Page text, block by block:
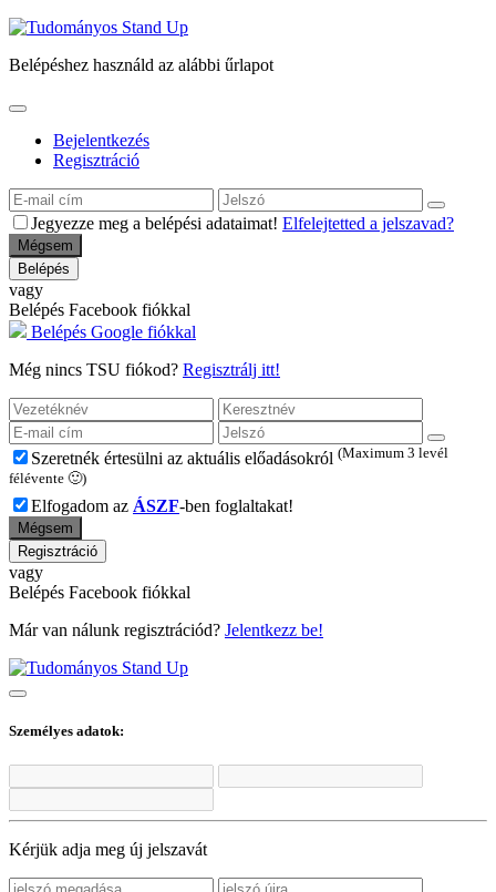
Belépéshez használd az alábbi űrlapot
Bejelentkezés
Regisztráció
Jegyezze meg a belépési adataimat! Elfelejtetted a jelszavad?
Mégsem
Belépés
vagy
Belépés Facebook fiókkal
Belépés Google fiókkal
Még nincs TSU fiókod? Regisztrálj itt!
Szeretnék értesülni az aktuális előadásokról (Maximum 3 levél
félévente 🙂)
Elfogadom az ÁSZF-ben foglaltakat!
Mégsem
Regisztráció
vagy
Belépés Facebook fiókkal
Már van nálunk regisztrációd? Jelentkezz be!
Személyes adatok:
Kérjük adja meg új jelszavát